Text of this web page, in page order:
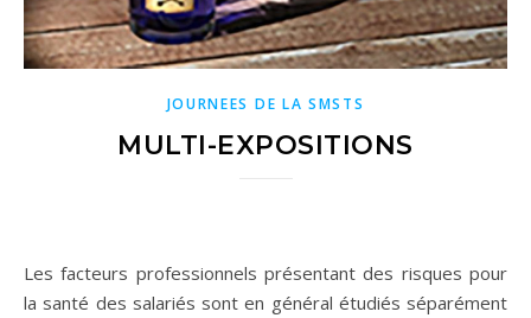
JOURNEES DE LA SMSTS
MULTI-EXPOSITIONS
Les facteurs professionnels présentant des risques pour
la santé des salariés sont en général étudiés séparément